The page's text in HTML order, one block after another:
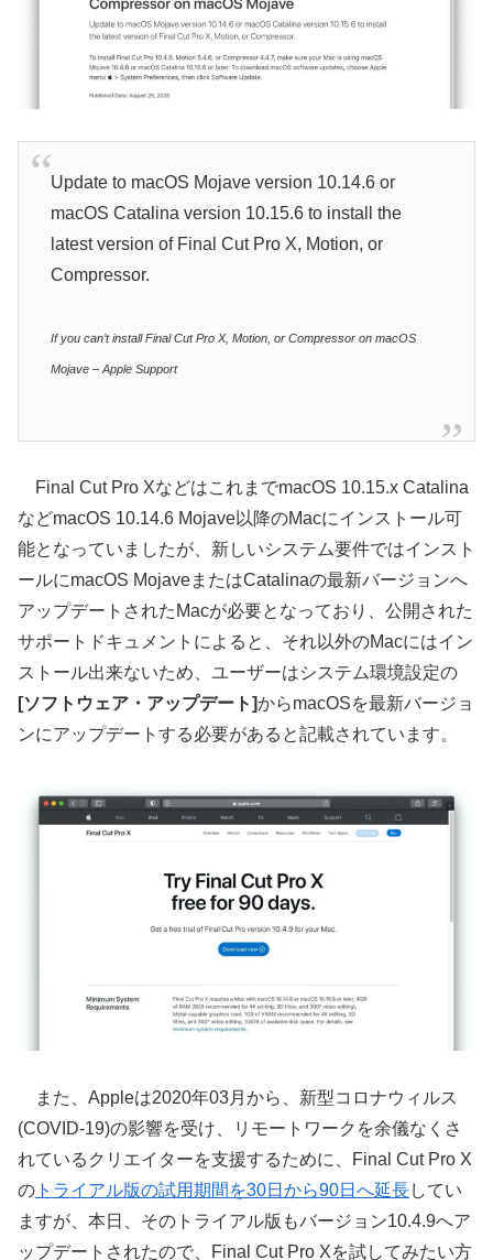
Update to macOS Mojave version 10.14.6 or
macOS Catalina version 10.15.6 to install the
latest version of Final Cut Pro X, Motion, or
Compressor.
If you can’t install Final Cut Pro X, Motion, or Compressor on macOS
Mojave – Apple Support
Final Cut Pro XなどはこれまでmacOS 10.15.x Catalina
などmacOS 10.14.6 Mojave以降のMacにインストール可
能となっていましたが、新しいシステム要件ではインスト
ールにmacOS MojaveまたはCatalinaの最新バージョンへ
アップデートされたMacが必要となっており、公開された
サポートドキュメントによると、それ以外のMacにはイン
ストール出来ないため、ユーザーはシステム環境設定の
[ソフトウェア・アップデート]からmacOSを最新バージョ
ンにアップデートする必要があると記載されています。
また、Appleは2020年03月から、新型コロナウィルス
(COVID-19)の影響を受け、リモートワークを余儀なくさ
れているクリエイターを支援するために、Final Cut Pro X
の トライアル版の試用期間を30日から90日へ延長してい
ますが、本日、そのトライアル版もバージョン10.4.9へア
ップデートされたので、Final Cut Pro Xを試してみたい方